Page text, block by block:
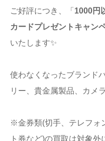
ご好評につき、「 1000円
カードプレゼントキャン
いたします✨
使わなくなったブランド
リー、貴金属製品、カメ
※金券類(切手、テレフォ
ト券など)の買取は対象